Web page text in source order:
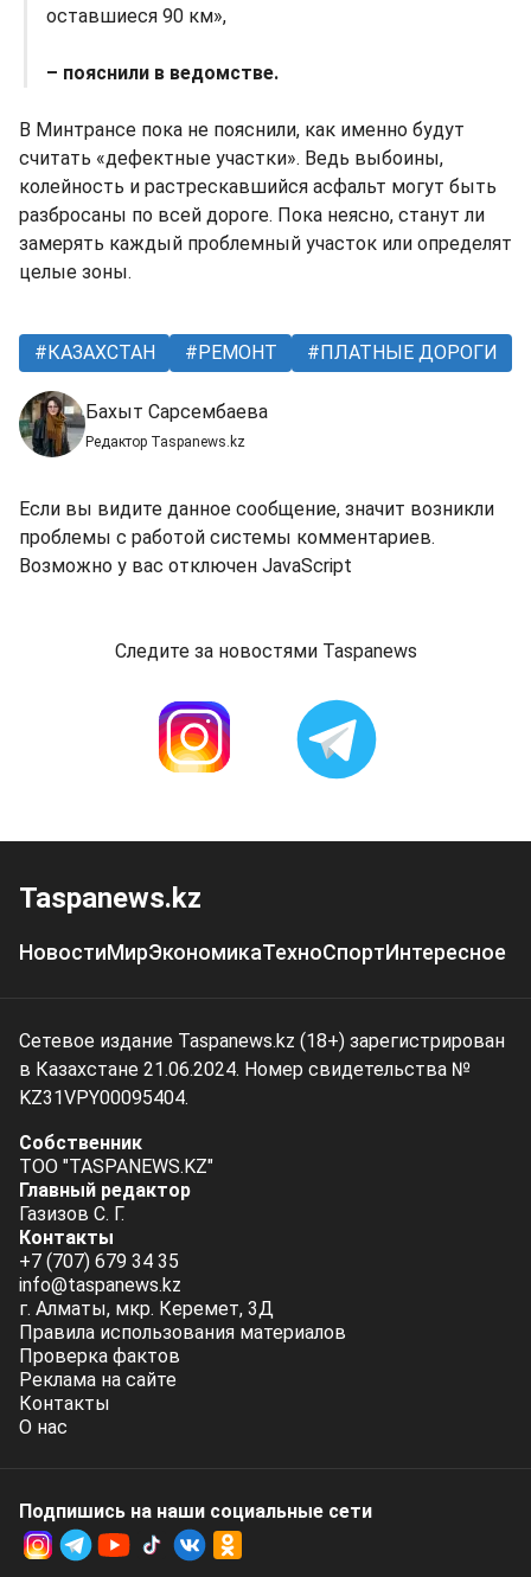
оставшиеся 90 км»,
– пояснили в ведомстве.
В Минтрансе пока не пояснили, как именно будут
считать «дефектные участки». Ведь выбоины,
колейность и растрескавшийся асфальт могут быть
разбросаны по всей дороге. Пока неясно, станут ли
замерять каждый проблемный участок или определят
целые зоны.
КАЗАХСТАН РЕМОНТ ПЛАТНЫЕ ДОРОГИ
Бахыт Сарсембаева
Редактор Taspanews.kz
Если вы видите данное сообщение, значит возникли
проблемы с работой системы комментариев.
Возможно у вас отключен JavaScript
Следите за новостями Taspanews
Taspanews.kz
НовостиМирЭкономикаТехноСпортИнтересное
Сетевое издание Taspanews.kz (18+) зарегистрирован
в Казахстане 21.06.2024. Номер свидетельства №
KZ31VPY00095404.
Собственник
ТОО "TASPANEWS.KZ"
Главный редактор
Газизов С. Г.
Контакты
+7 (707) 679 34 35
info@taspanews.kz
г. Алматы, мкр. Керемет, 3Д
Правила использования материалов
Проверка фактов
Реклама на сайте
Контакты
О нас
Подпишись на наши социальные cети